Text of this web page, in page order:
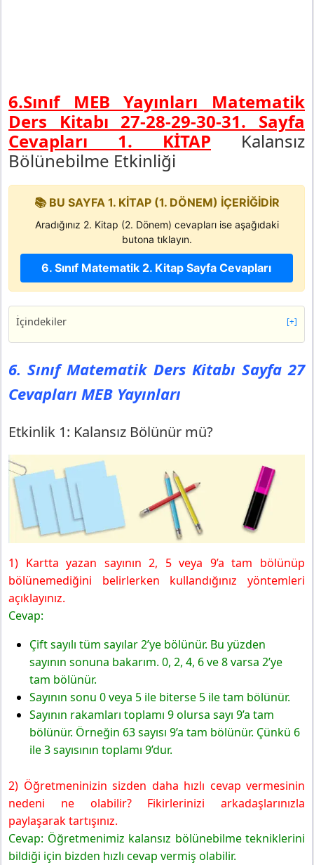
6.Sınıf MEB Yayınları Matematik
Ders Kitabı 27-28-29-30-31. Sayfa
Cevapları 1. KİTAP Kalansız
Bölünebilme Etkinliği
📚 BU SAYFA 1. KİTAP (1. DÖNEM) İÇERİĞİDİR
Aradığınız 2. Kitap (2. Dönem) cevapları ise aşağıdaki
butona tıklayın.
6. Sınıf Matematik 2. Kitap Sayfa Cevapları
İçindekiler [+]
6. Sınıf Matematik Ders Kitabı Sayfa 27 Cevapları MEB
Yayınları
Etkinlik 1: Kalansız Bölünür mü?
6. Sınıf Matematik Ders Kitabı Sayfa 28 Cevapları MEB
Etkinlik 2: 2, 5 ve 10 ile Kalansız Bölünebilme
Yayınları
6. Sınıf Matematik Ders Kitabı Sayfa 30 Cevapları MEB
Yayınları
6. Sınıf Matematik Ders Kitabı Sayfa 31 Cevapları MEB
Yayınları
Örnek 1
Örnek 2
Örnek 3
6. Sınıf Matematik Ders Kitabı Sayfa 27
Cevapları MEB Yayınları
Etkinlik 1: Kalansız Bölünür mü?
1) Kartta yazan sayının 2, 5 veya 9’a tam bölünüp
bölünemediğini belirlerken kullandığınız yöntemleri
açıklayınız.
Cevap:
Çift sayılı tüm sayılar 2’ye bölünür. Bu yüzden
sayının sonuna bakarım. 0, 2, 4, 6 ve 8 varsa 2’ye
tam bölünür.
Sayının sonu 0 veya 5 ile biterse 5 ile tam bölünür.
Sayının rakamları toplamı 9 olursa sayı 9’a tam
bölünür. Örneğin 63 sayısı 9’a tam bölünür. Çünkü 6
ile 3 sayısının toplamı 9’dur.
2) Öğretmeninizin sizden daha hızlı cevap vermesinin
nedeni ne olabilir? Fikirlerinizi arkadaşlarınızla
paylaşarak tartışınız.
Cevap: Öğretmenimiz kalansız bölünebilme tekniklerini
bildiği için bizden hızlı cevap vermiş olabilir.